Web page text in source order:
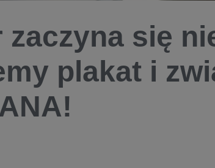
zaczyna się
plakat i